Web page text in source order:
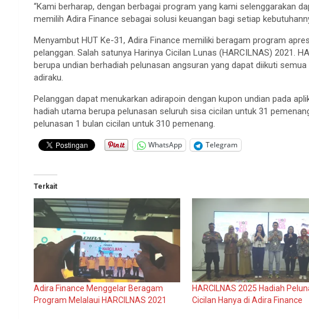
“Kami berharap, dengan berbagai program yang kami selenggarakan
memilih Adira Finance sebagai solusi keuangan bagi setiap
Menyambut HUT Ke-31, Adira Finance memiliki beragam program
pelanggan. Salah satunya Harinya Cicilan Lunas (HARCILNAS) 2021.
berupa undian berhadiah pelunasan angsuran yang dapat diikuti
adiraku.
Pelanggan dapat menukarkan adirapoin dengan kupon undian pada
hadiah utama berupa pelunasan seluruh sisa cicilan untuk 31
pelunasan 1 bulan cicilan untuk 310 pemenang.
WhatsApp Telegram
Terkait
Adira Finance Menggelar Beragam
Program Melalaui HARCILNAS 2021
HARCILNAS 2025 Hadiah
Cicilan Hanya di Adira Finance